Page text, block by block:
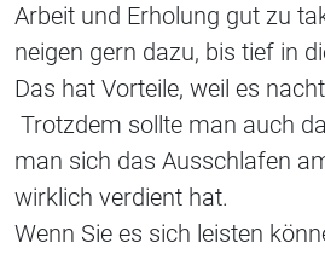
Arbeit und Erholung gut zu
neigen gern dazu, bis tief in
Das hat Vorteile, weil es
Trotzdem sollte man auch
man sich das Ausschlafen
wirklich verdient hat.
Wenn Sie es sich leisten